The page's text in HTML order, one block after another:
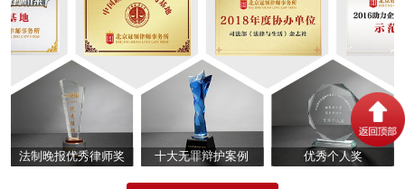
法制晚报优秀律师奖 十大无罪辩护案例 优秀个人奖